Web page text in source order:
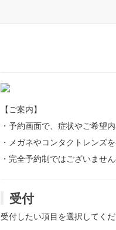
【ご案内】
・予約画面で、症状やご希望
・メガネやコンタクトレンズ
・完全予約制ではございませ
受付
受付したい項目を選択してくだ